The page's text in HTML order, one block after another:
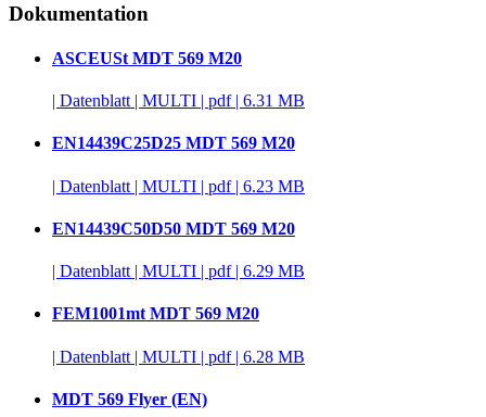
Dokumentation
ASCEUSt MDT 569 M20
| Datenblatt | MULTI | pdf | 6.31 MB
EN14439C25D25 MDT 569 M20
| Datenblatt | MULTI | pdf | 6.23 MB
EN14439C50D50 MDT 569 M20
| Datenblatt | MULTI | pdf | 6.29 MB
FEM1001mt MDT 569 M20
| Datenblatt | MULTI | pdf | 6.28 MB
MDT 569 Flyer (EN)